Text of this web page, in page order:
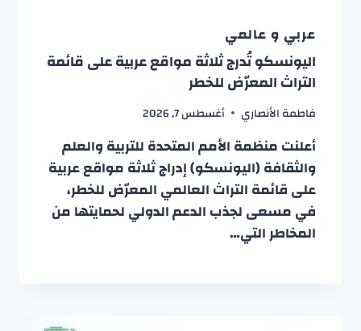
عربي و عالمي
اليونسكو تُدرج ثلاثة مواقع عربية على قائمة
التراث المعرّض للخطر
فاطمة الأنصاري أغسطس 7, 2026
أعلنت منظمة الأمم المتحدة للتربية والعلم
والثقافة (اليونسكو) إدراج ثلاثة مواقع عربية
على قائمة التراث العالمي المعرّض للخطر،
في مسعى لجذب الدعم الدولي لحمايتها من
المخاطر التي…